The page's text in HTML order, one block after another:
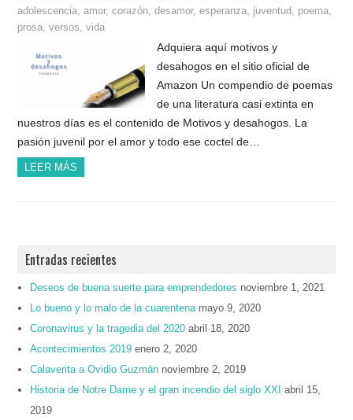
adolescencia ,amor,corazón ,desamor,esperanza juventud poema
prosa ,versos ,vida
Adquiera aquí motivos y
desahogos en el sitio oficial de
Amazon Un compendio de poemas
de una literatura casi extinta en
nuestros días es el contenido de Motivos y desahogos. La
pasión juvenil por el amor y todo ese coctel de…
LEER MÁS
Entradas recientes
Deseos de buena suerte para emprendedores noviembre 1, 2021
Lo bueno y lo malo de la cuarentena mayo 9, 2020
Coronavirus y la tragedia del 2020 abril 18, 2020
Acontecimientos 2019 enero 2, 2020
Calaverita a Ovidio Guzmán noviembre 2, 2019
Historia de Notre Dame y el gran incendio del siglo XXI
abril 15,
2019